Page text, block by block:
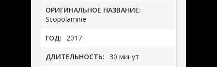
ОРИГИНАЛЬНОЕ НАЗВАНИЕ:
Scopolamine
ГОД: 2017
ДЛИТЕЛЬНОСТЬ: 30 минут